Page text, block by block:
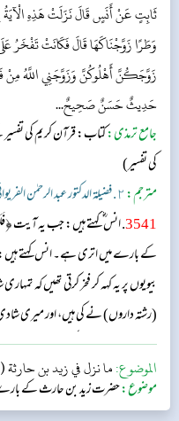
ثَابِتٍ عَنْ أَنَسٍ قَالَ نَزَلَتْ هَذِهِ
وَطَرًا زَوَّجْنَاكَهَا قَالَ فَكَانَتْ تَفْخَرُ
زَوَّجَكُنَّ أَهْلُوكُنَّ وَزَوَّجَنِي اللَّهُ مِنْ
حَدِيثٌ حَسَنٌ صَحِيحٌ...
جامع ترمذی:كتاب: قرآن کریم کی
کی تفسیر​)
مترجم:٢. فضيلة الدكتور عبد الرحمٰن الفريوائي ومجلس علمي (دار الدّعوة، دهلي)
3541
ک‬ے بارے میں اتری ہے۔ انس کہتے ہیں:
بیویوں پر یہ کہہ کر فخر کرتی تھیں کہ
(رشتہ داروں) نے کی ہیں، اور میری
دی ہے۔امام ترمذی کہتے ہیں: یہ
الموضوع:ما نزل في زيد بن حارثة
موضوع:حضرت زید بن حارث کے